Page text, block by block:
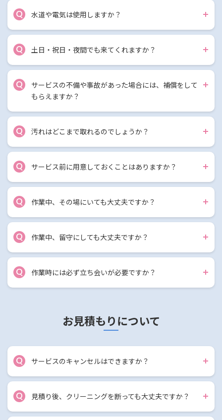
Q 水道や電気は使用しますか？
Q 土日・祝日・夜間でも来てくれますか？
Q
サービスの不備や事故があった場合には、補償をして
もらえますか？
Q 汚れはどこまで取れるのでしょうか？
Q サービス前に用意しておくことはありますか？
Q 作業中、その場にいても大丈夫ですか？
Q 作業中、留守にしても大丈夫ですか？
Q 作業時には必ず立ち会いが必要ですか？
お見積もりについて
Q サービスのキャンセルはできますか？
Q 見積り後、クリーニングを断っても大丈夫ですか？